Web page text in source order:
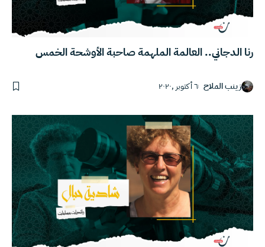
رنا الدجاني.. العالمة الملهمة صاحبة الأوشحة الخمس
زينب الملاح ٦ أكتوبر ,٢٠٢٠